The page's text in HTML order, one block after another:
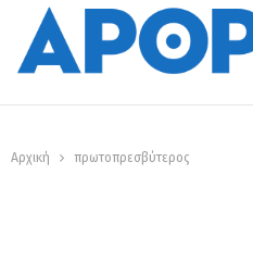
Αρχική πρωτοπρεσβύτερος